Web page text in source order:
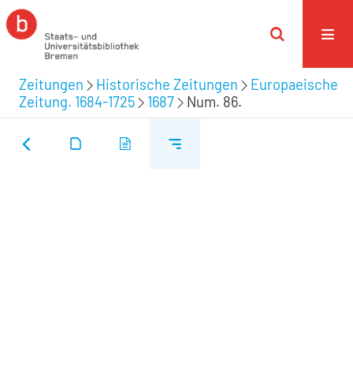
Zeitungen Historische Zeitungen
Europaeische
Zeitung. 1684-1725
1687 Num. 86.